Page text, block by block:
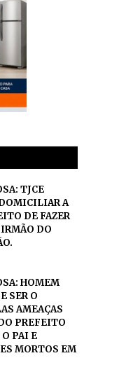
TJCE
A
DE FAZER
DO
HOMEM
SER O
AMEAÇAS
PREFEITO
PAI E
MORTOS EM